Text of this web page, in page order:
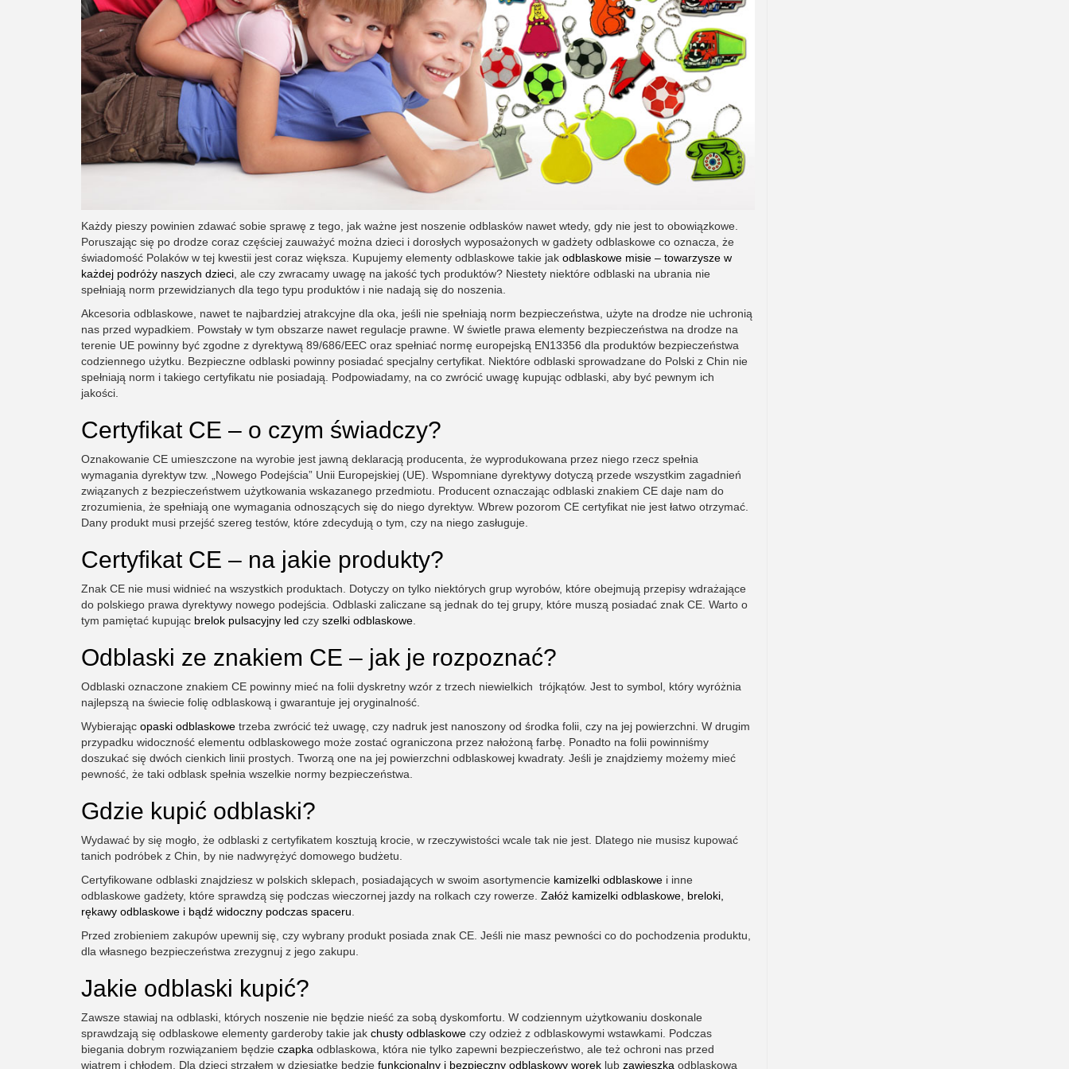
Każdy pieszy powinien zdawać sobie sprawę z tego, jak ważne jest noszenie odblasków nawet wtedy, gdy nie jest to obowiązkowe.
Poruszając się po drodze coraz częściej zauważyć można dzieci i dorosłych wyposażonych w gadżety odblaskowe co oznacza, że
świadomość Polaków w tej kwestii jest coraz większa. Kupujemy elementy odblaskowe takie jak odblaskowe misie – towarzysze w
każdej podróży naszych dzieci , ale czy zwracamy uwagę na jakość tych produktów? Niestety niektóre odblaski na ubrania nie
spełniają norm przewidzianych dla tego typu produktów i nie nadają się do noszenia.
Akcesoria odblaskowe, nawet te najbardziej atrakcyjne dla oka, jeśli nie spełniają norm bezpieczeństwa, użyte na drodze nie uchronią
nas przed wypadkiem. Powstały w tym obszarze nawet regulacje prawne. W świetle prawa elementy bezpieczeństwa na drodze na
terenie UE powinny być zgodne z dyrektywą 89/686/EEC oraz spełniać normę europejską EN13356 dla produktów bezpieczeństwa
codziennego użytku. Bezpieczne odblaski powinny posiadać specjalny certyfikat. Niektóre odblaski sprowadzane do Polski z Chin nie
spełniają norm i takiego certyfikatu nie posiadają. Podpowiadamy, na co zwrócić uwagę kupując odblaski, aby być pewnym ich
jakości.
Certyfikat CE – o czym świadczy?
Oznakowanie CE umieszczone na wyrobie jest jawną deklaracją producenta, że wyprodukowana przez niego rzecz spełnia
wymagania dyrektyw tzw. „Nowego Podejścia” Unii Europejskiej (UE). Wspomniane dyrektywy dotyczą przede wszystkim zagadnień
związanych z bezpieczeństwem użytkowania wskazanego przedmiotu. Producent oznaczając odblaski znakiem CE daje nam do
zrozumienia, że spełniają one wymagania odnoszących się do niego dyrektyw. Wbrew pozorom CE certyfikat nie jest łatwo otrzymać.
Dany produkt musi przejść szereg testów, które zdecydują o tym, czy na niego zasługuje.
Certyfikat CE – na jakie produkty?
Znak CE nie musi widnieć na wszystkich produktach. Dotyczy on tylko niektórych grup wyrobów, które obejmują przepisy wdrażające
do polskiego prawa dyrektywy nowego podejścia. Odblaski zaliczane są jednak do tej grupy, które muszą posiadać znak CE. Warto o
tym pamiętać kupując brelok pulsacyjny led czy szelki odblaskowe
Odblaski ze znakiem CE – jak je rozpoznać?
Odblaski oznaczone znakiem CE powinny mieć na folii dyskretny wzór z trzech niewielkich trójkątów. Jest to symbol, który wyróżnia
najlepszą na świecie folię odblaskową i gwarantuje jej oryginalność.
Wybierając opaski odblaskowe trzeba zwrócić też uwagę, czy nadruk jest nanoszony od środka folii, czy na jej powierzchni. W drugim
przypadku widoczność elementu odblaskowego może zostać ograniczona przez nałożoną farbę. Ponadto na folii powinniśmy
doszukać się dwóch cienkich linii prostych. Tworzą one na jej powierzchni odblaskowej kwadraty. Jeśli je znajdziemy możemy mieć
pewność, że taki odblask spełnia wszelkie normy bezpieczeństwa.
Gdzie kupić odblaski?
Wydawać by się mogło, że odblaski z certyfikatem kosztują krocie, w rzeczywistości wcale tak nie jest. Dlatego nie musisz kupować
tanich podróbek z Chin, by nie nadwyrężyć domowego budżetu.
Certyfikowane odblaski znajdziesz w polskich sklepach, posiadających w swoim asortymencie kamizelki odblaskowe i inne
odblaskowe gadżety, które sprawdzą się podczas wieczornej jazdy na rolkach czy rowerze. Załóż kamizelki odblaskowe, breloki,
rękawy odblaskowe i bądź widoczny podczas spaceru
Przed zrobieniem zakupów upewnij się, czy wybrany produkt posiada znak CE. Jeśli nie masz pewności co do pochodzenia produktu,
dla własnego bezpieczeństwa zrezygnuj z jego zakupu.
Jakie odblaski kupić?
Zawsze stawiaj na odblaski, których noszenie nie będzie nieść za sobą dyskomfortu. W codziennym użytkowaniu doskonale
sprawdzają się odblaskowe elementy garderoby takie jak chusty odblaskowe czy odzież z odblaskowymi wstawkami. Podczas
biegania dobrym rozwiązaniem będzie czapka odblaskowa, która nie tylko zapewni bezpieczeństwo, ale też ochroni nas przed
wiatrem i chłodem. Dla dzieci strzałem w dziesiątkę będzie funkcjonalny i bezpieczny odblaskowy worek lub zawieszka odblaskowa